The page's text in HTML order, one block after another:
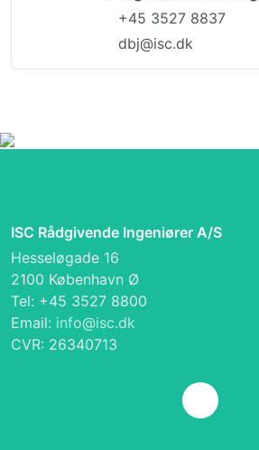
+45 3527 8837
dbj@isc.dk
ISC Rådgivende Ingeniører A/S
Hesseløgade 16
2100 København Ø
Tel: +45 3527 8800
Email: info@isc.dk
CVR: 26340713